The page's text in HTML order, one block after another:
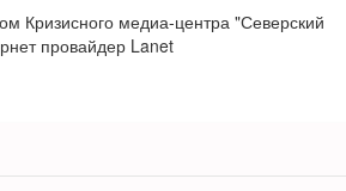
Кризисного медиа-центра "Северский
провайдер Lanet